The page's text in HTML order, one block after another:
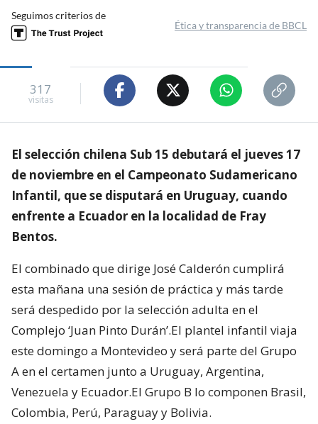
Seguimos criterios de
Ética y transparencia de BBCL
317
visitas
El selección chilena Sub 15 debutará el jueves 17
de noviembre en el Campeonato Sudamericano
Infantil, que se disputará en Uruguay, cuando
enfrente a Ecuador en la localidad de Fray
Bentos.
El combinado que dirige José Calderón cumplirá
esta mañana una sesión de práctica y más tarde
será despedido por la selección adulta en el
Complejo ‘Juan Pinto Durán’.El plantel infantil viaja
este domingo a Montevideo y será parte del Grupo
A en el certamen junto a Uruguay, Argentina,
Venezuela y Ecuador.El Grupo B lo componen Brasil,
Colombia, Perú, Paraguay y Bolivia.